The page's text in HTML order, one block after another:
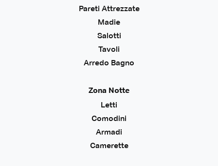
Pareti Attrezzate
Madie
Salotti
Tavoli
Arredo Bagno
Zona Notte
Letti
Comodini
Armadi
Camerette